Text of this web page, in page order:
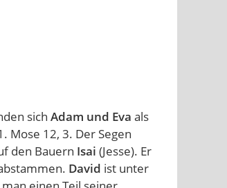
sich Adam und Eva als
Mose 12, 3. Der Segen
den Bauern Isai (Jesse). Er
David ist unter